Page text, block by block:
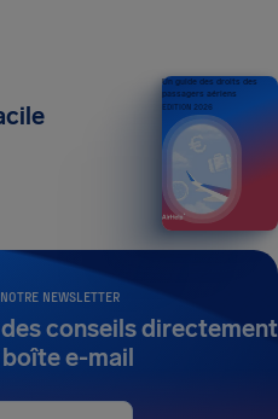
NEWSLETTER
conseils directement
e-mail
Un guide des droits des
passagers aériens
ÉDITION 2026